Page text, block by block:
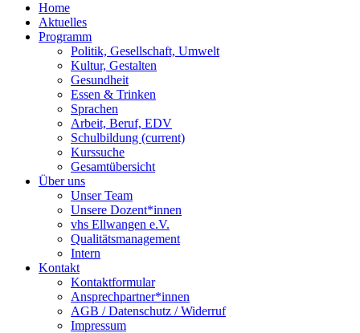
Home
Aktuelles
Programm
Politik, Gesellschaft, Umwelt
Kultur, Gestalten
Gesundheit
Essen & Trinken
Sprachen
Arbeit, Beruf, EDV
Schulbildung (current)
Kurssuche
Gesamtübersicht
Über uns
Unser Team
Unsere Dozent*innen
vhs Ellwangen e.V.
Qualitätsmanagement
Intern
Kontakt
Kontaktformular
Ansprechpartner*innen
AGB / Datenschutz / Widerruf
Impressum